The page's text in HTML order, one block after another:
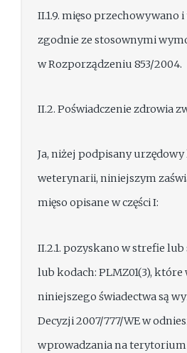
II.1.9. mięso
zgodnie ze stosownymi
w Rozporządzeniu 853/2004.
II.2. Poświadczenie zdrowia
Ja, niżej podpisany
weterynarii, niniejszym
mięso opisane w części I:
II.2.1. pozyskano w strefie
lub kodach: PLMZ01(3),
niniejszego świadectwa są
Decyzji 2007/777/WE w
wprowadzania na terytorium